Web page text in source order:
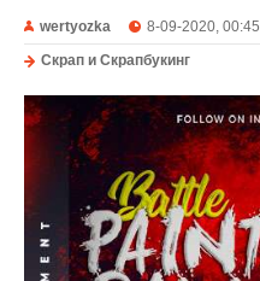
wertyozka 8-09-2020, 00:45
Скрап и Скрапбукинг